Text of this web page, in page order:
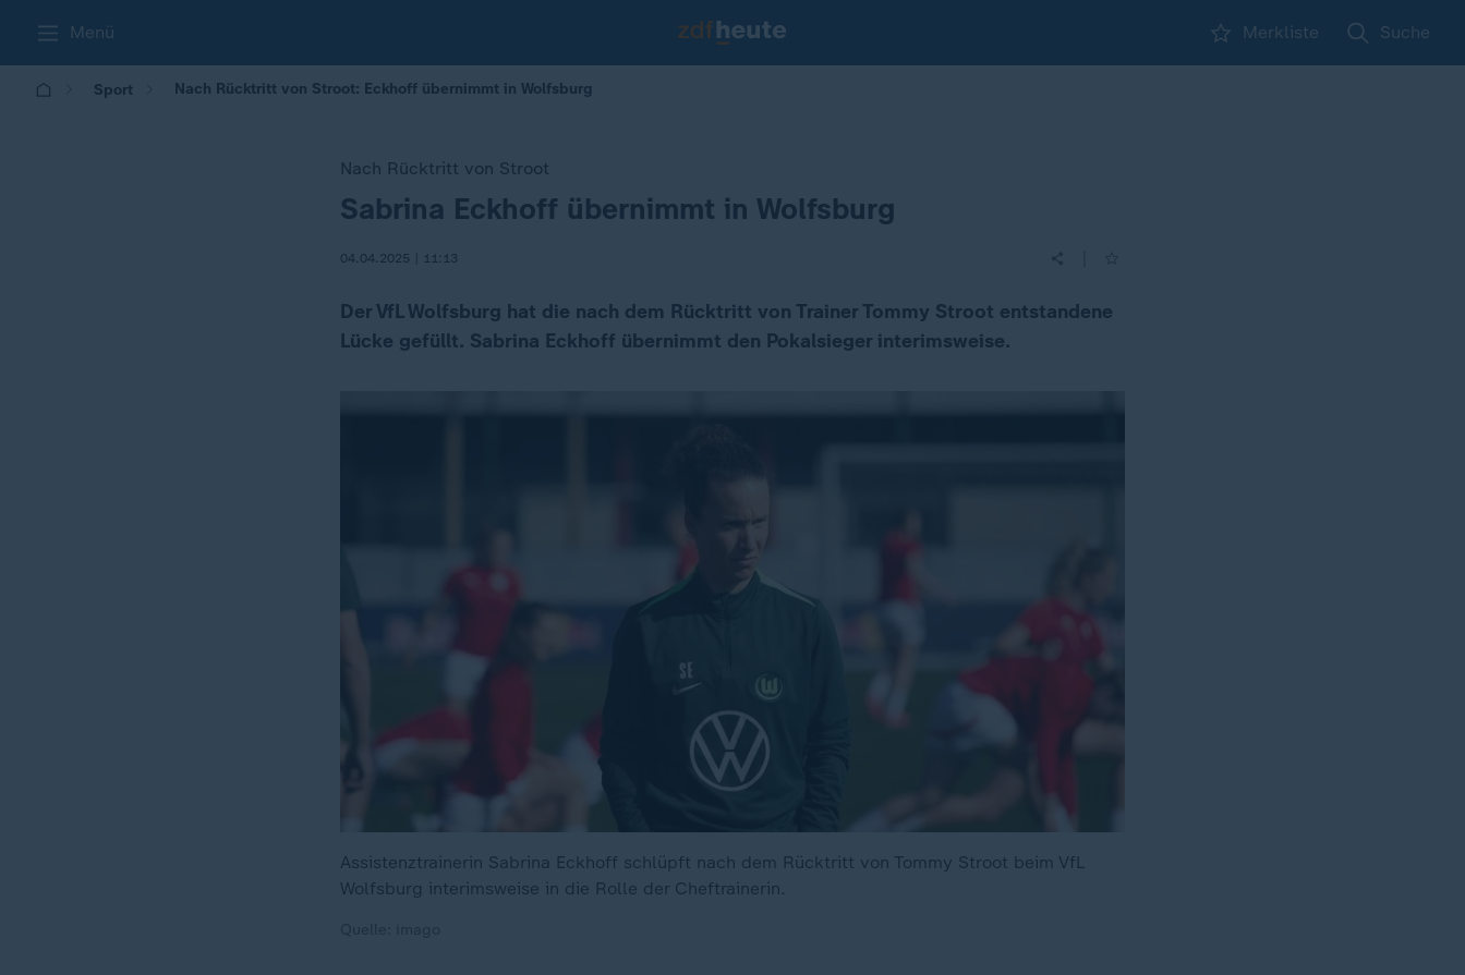
Menü Merkliste Suche
Sport Nach Rücktritt von Stroot: Eckhoff übernimmt in Wolfsburg
Nach Rücktritt von Stroot
:
Sabrina Eckhoff übernimmt in Wolfsburg
04.04.2025 | 11:13
Der VfL Wolfsburg hat die nach dem Rücktritt von Trainer Tommy Stroot entstandene
Lücke gefüllt. Sabrina Eckhoff übernimmt den Pokalsieger interimsweise.
Assistenztrainerin Sabrina Eckhoff schlüpft nach dem Rücktritt von Tommy Stroot beim VfL
Wolfsburg interimsweise in die Rolle der Cheftrainerin.